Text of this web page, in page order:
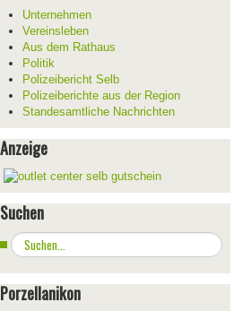
Unternehmen
Vereinsleben
Aus dem Rathaus
Politik
Polizeibericht Selb
Polizeiberichte aus der Region
Standesamtliche Nachrichten
Anzeige
Suchen
Suchen
...
Porzellanikon